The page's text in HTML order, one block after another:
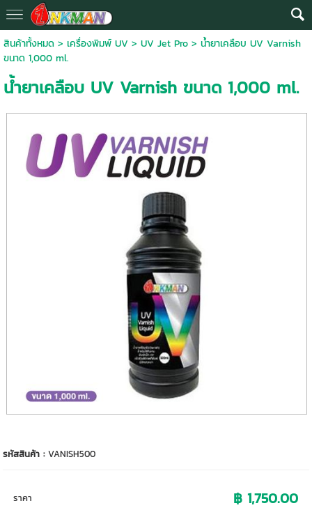
สินค้าทั้งหมด> เครื่องพิมพ์ UV > UV Jet Pro> น้ำยาเคลือบ UV Varnish
ขนาด 1,000 ml.
น้ำยาเคลือบ UV Varnish ขนาด 1,000 ml.
รหัสสินค้า :VANISH500
ราคา ฿ 1,750.00